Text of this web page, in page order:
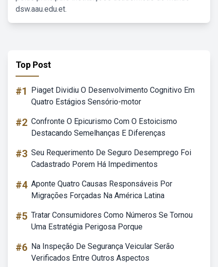
dsw.aau.edu.et.
Top Post
#1
Piaget Dividiu O Desenvolvimento Cognitivo Em
Quatro Estágios Sensório-motor
#2 Confronte O Epicurismo Com O Estoicismo
Destacando Semelhanças E Diferenças
#3 Seu Requerimento De Seguro Desemprego Foi
Cadastrado Porem Há Impedimentos
#4 Aponte Quatro Causas Responsáveis Por
Migrações Forçadas Na América Latina
#5 Tratar Consumidores Como Números Se Tornou
Uma Estratégia Perigosa Porque
#6 Na Inspeção De Segurança Veicular Serão
Verificados Entre Outros Aspectos